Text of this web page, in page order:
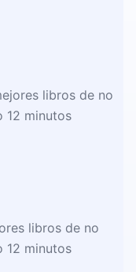
libros de no
12 minutos
libros de no
12 minutos